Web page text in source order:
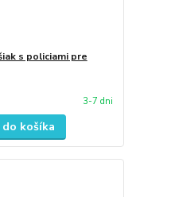
s policiami pre
3-7 dni
košíka